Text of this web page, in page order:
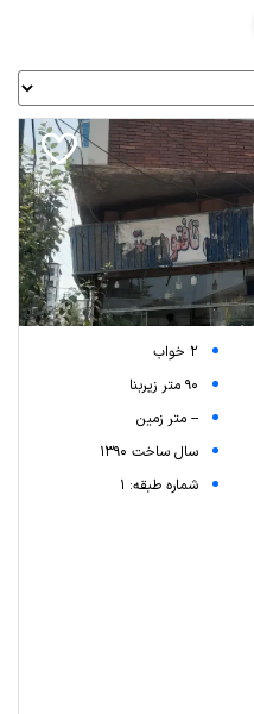
2 خواب
90 متر زیربنا
-- متر زمین
سال ساخت 1390
شماره طبقه: 1